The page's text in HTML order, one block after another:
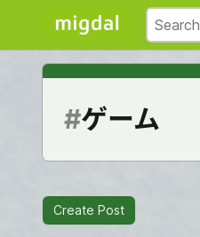
#ゲーム
Create Post